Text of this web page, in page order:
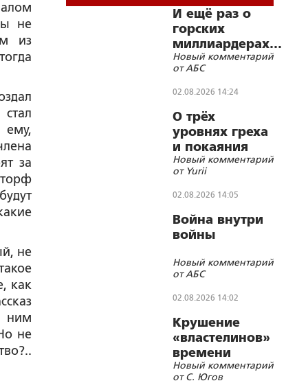
не
из
за
торф
не
как
ним
не
И ещё раз о
горских
миллиардерах…
Новый комментарий
от АБС
02.08.2026 14:24
О трёх
уровнях греха
и покаяния
Новый комментарий
от Yurii
02.08.2026 14:05
Война внутри
войны
Новый комментарий
от АБС
02.08.2026 14:02
Крушение
«властелинов»
времени
Новый комментарий
от С. Югов